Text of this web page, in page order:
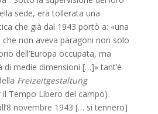
sede, era tollerata una
che già dal 1943 portò a: «una
non aveva paragoni non solo
dell’Europa occupata, ma
medie dimensioni […]» tant’è
Freizeitgestaltung
il Tempo Libero del campo)
novembre 1943 [… si tennero]